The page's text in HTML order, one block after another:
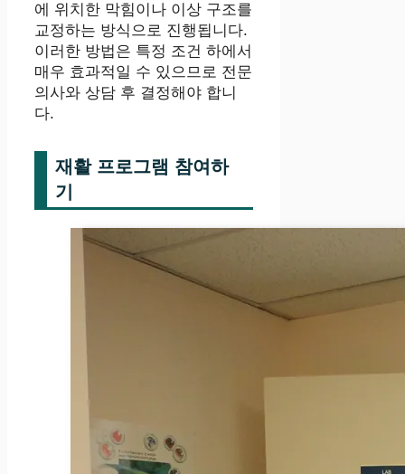
에 위치한 막힘이나 이상 구조를
교정하는 방식으로 진행됩니다.
이러한 방법은 특정 조건 하에서
매우 효과적일 수 있으므로 전문
의사와 상담 후 결정해야 합니
다.
재활 프로그램 참여하
기